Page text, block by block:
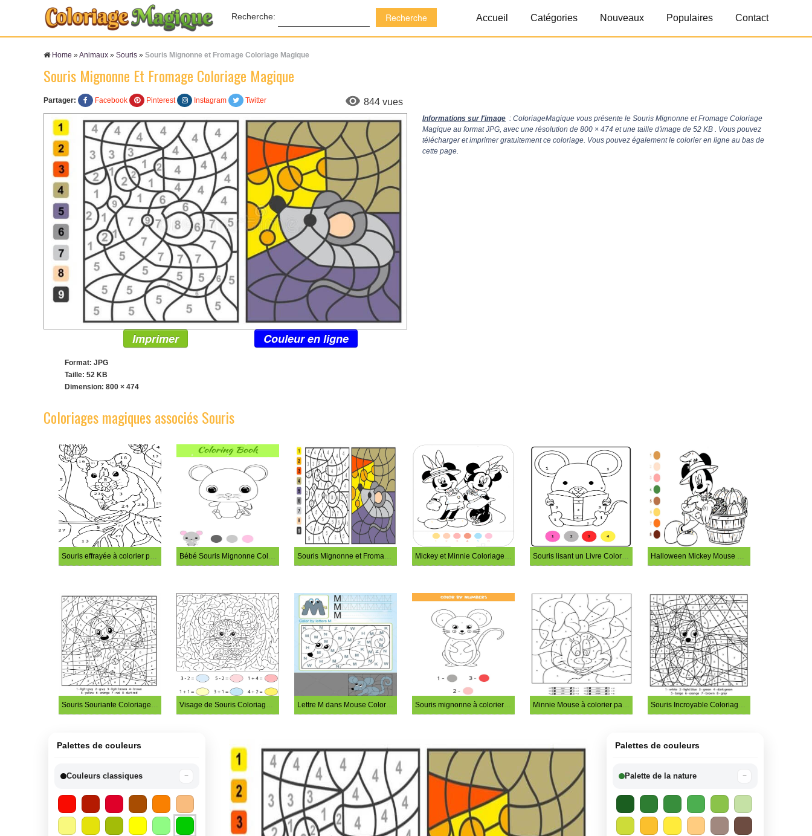
Recherche: Accueil Catégories Nouveaux Populaires Contact
Home »Animaux » Souris » Souris Mignonne et Fromage Coloriage Magique
Souris Mignonne Et Fromage Coloriage Magique
Partager: Facebook Pinterest Instagram Twitter 844 vues
Informations sur l'image : ColoriageMagique vous présente le Souris Mignonne et Fromage Coloriage
Magique au format JPG, avec une résolution de 800 × 474 et une taille d'image de 52 KB . Vous pouvez
télécharger et imprimer gratuitement ce coloriage. Vous pouvez également le colorier en ligne au bas de
cette page.
Imprimer Couleur en ligne
Format: JPG
Taille: 52 KB
Dimension: 800 × 474
Coloriages magiques associés Souris
Palettes de couleurs
Couleurs classiques −
Palettes de couleurs
Palette de la nature −